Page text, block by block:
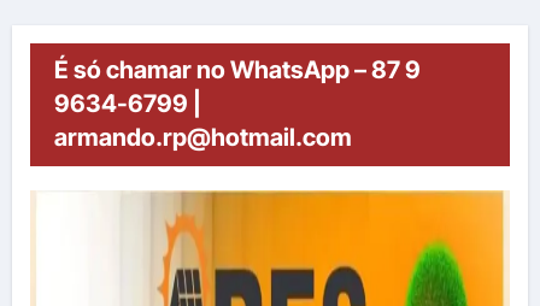
É só chamar no WhatsApp – 87 9
9634-6799 |
armando.rp@hotmail.com